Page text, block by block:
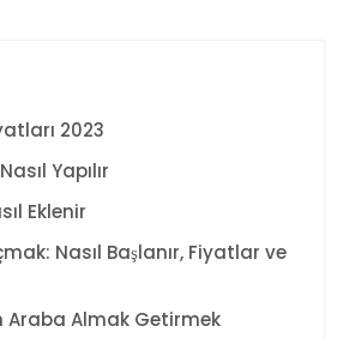
2023
Yapılır
Eklenir
Nasıl Başlanır, Fiyatlar ve
Araba Almak Getirmek